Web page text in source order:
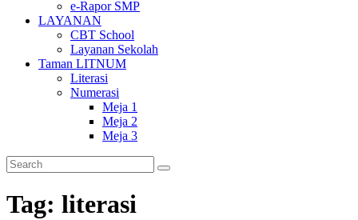
e-Rapor SMP
LAYANAN
CBT School
Layanan Sekolah
Taman LITNUM
Literasi
Numerasi
Meja 1
Meja 2
Meja 3
Tag: literasi